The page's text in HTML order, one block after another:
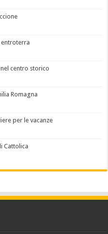
entroterra
centro storico
Romagna
per le vacanze
Cattolica